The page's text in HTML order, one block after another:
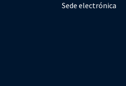
Sede electrónica